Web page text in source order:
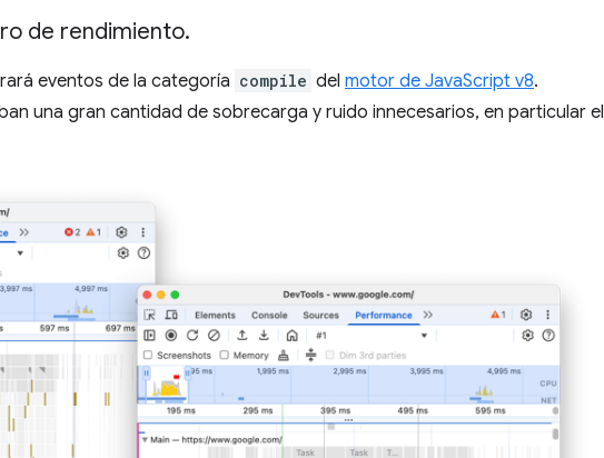
de rendimiento.
eventos de la categoría compile del motor de JavaScript v8.
una gran cantidad de sobrecarga y ruido innecesarios, en particular el